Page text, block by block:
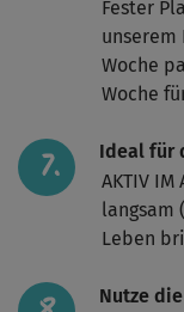
Fester
unserem
Woche
Woche
Ideal für
AKTIV
langsam
Leben
Nutze